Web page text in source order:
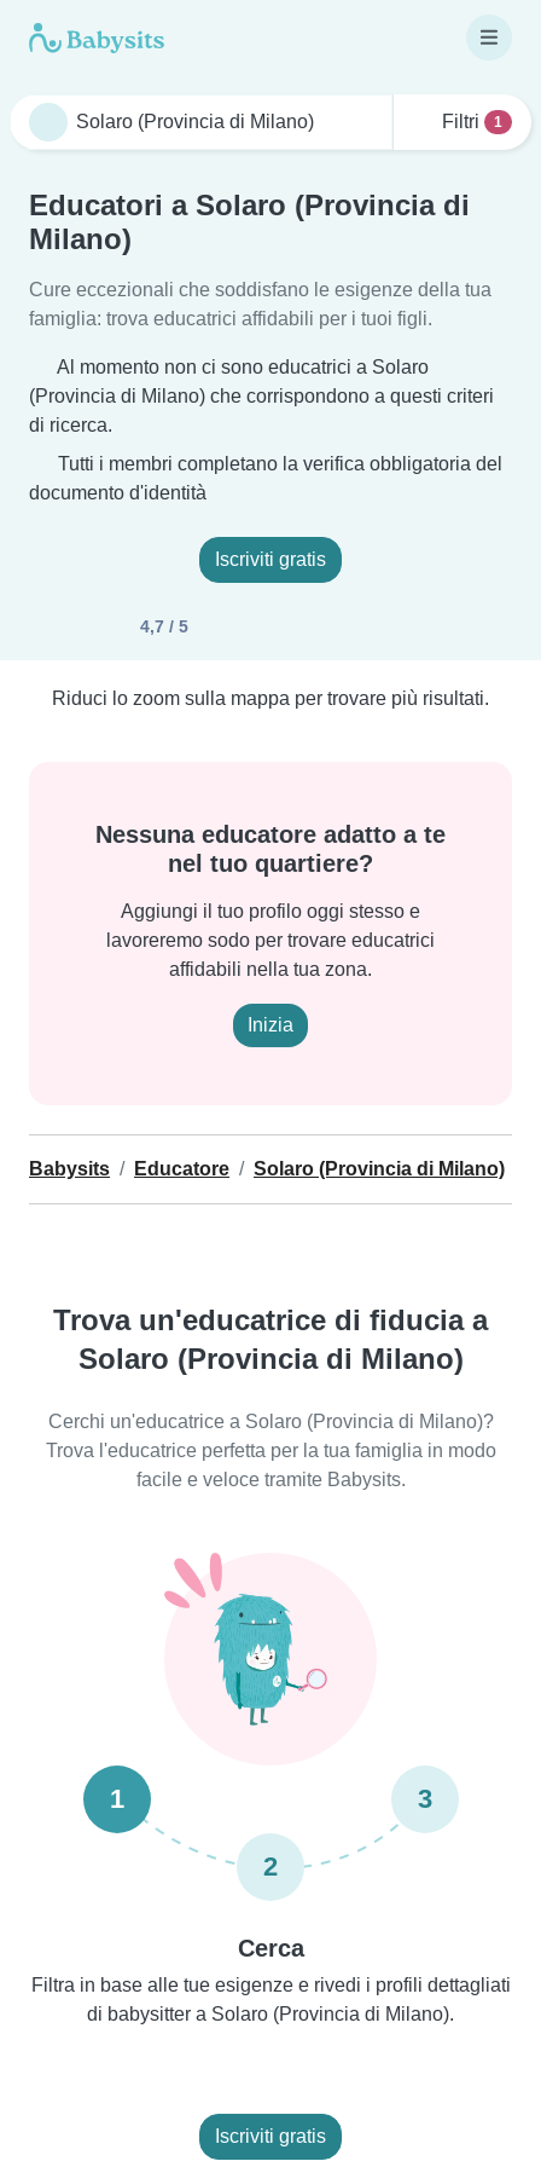
Filtri 1
Educatori a Solaro (Provincia di
Milano)
Cure eccezionali che soddisfano le esigenze della tua
famiglia: trova educatrici affidabili per i tuoi figli.
Al momento non ci sono educatrici a Solaro
(Provincia di Milano) che corrispondono a questi criteri
di ricerca.
Tutti i membri completano la verifica obbligatoria del
documento d'identità
Iscriviti gratis
4,7 / 5
Riduci lo zoom sulla mappa per trovare più risultati.
Nessuna educatore adatto a te
nel tuo quartiere?
Aggiungi il tuo profilo oggi stesso e
lavoreremo sodo per trovare educatrici
affidabili nella tua zona.
Inizia
Babysits Educatore Solaro (Provincia di Milano)
Trova un'educatrice di fiducia a
Solaro (Provincia di Milano)
Cerchi un'educatrice a Solaro (Provincia di Milano)?
Trova l'educatrice perfetta per la tua famiglia in modo
facile e veloce tramite Babysits.
1
2
3
Cerca
Filtra in base alle tue esigenze e rivedi i profili dettagliati
di babysitter a Solaro (Provincia di Milano).
Iscriviti gratis